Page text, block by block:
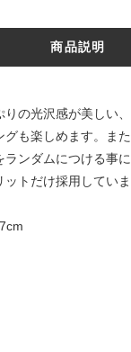
商品説明
の光沢感が美しい
グも楽しめます。ま
ランダムにつける事
トだけ採用していま